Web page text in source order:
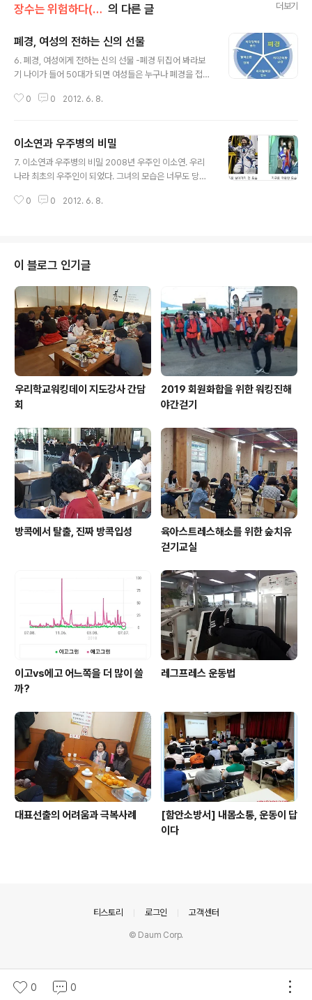
장수는 위험하다(3장) 의 다른 글 더보기
폐경, 여성의 전하는 신의 선물
6. 폐경, 여성에게 전하는 신의 선물 -폐경 뒤집어 봐라보
기 나이가 들어 50대가 되면 여성들은 누구나 폐경을 접하
를 날리기 위해서 4번 타자가 타석에 들어선 것과 같다. 어
0 0 2012. 6. 8.
이소연과 우주병의 비밀
7. 이소연과 우주병의 비밀 2008년 우주인 이소연. 우리
나라 최초의 우주인이 되었다. 그녀의 모습은 너무도 당당
멋져 보였다. 우주공간에서 활약상을 담은 그녀의 모습은
0 0 2012. 6. 8.
이 블로그 인기글
우리학교워킹데이 지도강사 간담
회
2019 회원화합을 위한 워킹진해
야간걷기
방콕에서 탈출, 진짜 방콕입성
육아스트레스해소를 위한 숲치유
걷기교실
이고vs에고 어느쪽을 더 많이 쓸
까?
레그프레스 운동법
대표선출의 어려움과 극복사례
[함안소방서] 내몸소통, 운동이 답
이다
0 0
티스토리 로그인 고객센터
© Daum Corp.